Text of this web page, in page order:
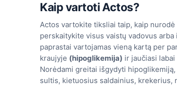
Kaip vartoti Actos?
Actos vartokite tiksliai taip, kaip
perskaitykite visus vaistų vadovus
paprastai vartojamas vieną kartą per
kraujyje (hipoglikemija) ir jaučiasi
Norėdami greitai išgydyti
sultis, kietuosius saldainius, krekerius,